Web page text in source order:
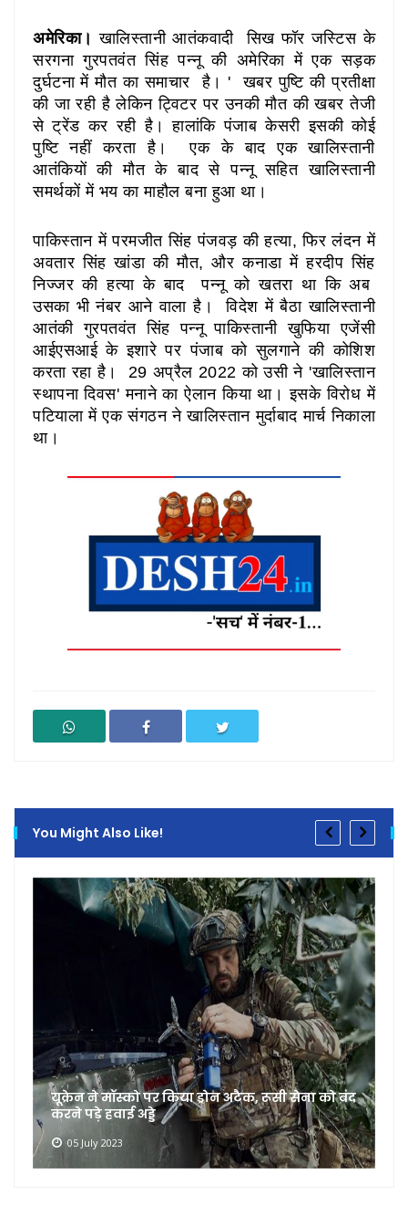
अमेरिका। खालिस्तानी आतंकवादी सिख फॉर जस्टिस के
सरगना गुरपतवंत सिंह पन्नू की अमेरिका में एक सड़क
दुर्घटना में मौत का समाचार है। ' खबर पुष्टि की प्रतीक्षा
की जा रही है लेकिन ट्विटर पर उनकी मौत की खबर तेजी
से ट्रेंड कर रही है। हालांकि पंजाब केसरी इसकी कोई
पुष्टि नहीं करता है। एक के बाद एक खालिस्तानी
आतंकियों की मौत के बाद से पन्नू सहित खालिस्तानी
समर्थकों में भय का माहौल बना हुआ था।
पाकिस्तान में परमजीत सिंह पंजवड़ की हत्या, फिर लंदन में
अवतार सिंह खांडा की मौत, और कनाडा में हरदीप सिंह
निज्जर की हत्या के बाद पन्नू को खतरा था कि अब
उसका भी नंबर आने वाला है। विदेश में बैठा खालिस्तानी
आतंकी गुरपतवंत सिंह पन्नू पाकिस्तानी खुफिया एजेंसी
आईएसआई के इशारे पर पंजाब को सुलगाने की कोशिश
करता रहा है। 29 अप्रैल 2022 को उसी ने 'खालिस्तान
स्थापना दिवस' मनाने का ऐलान किया था। इसके विरोध में
पटियाला में एक संगठन ने खालिस्तान मुर्दाबाद मार्च निकाला
था।
You Might Also Like!
यूक्रेन ने मॉस्को पर किया ड्रोन अटैक, रूसी सेना को बंद
करने पड़े हवाई अड्डे
05 July 2023